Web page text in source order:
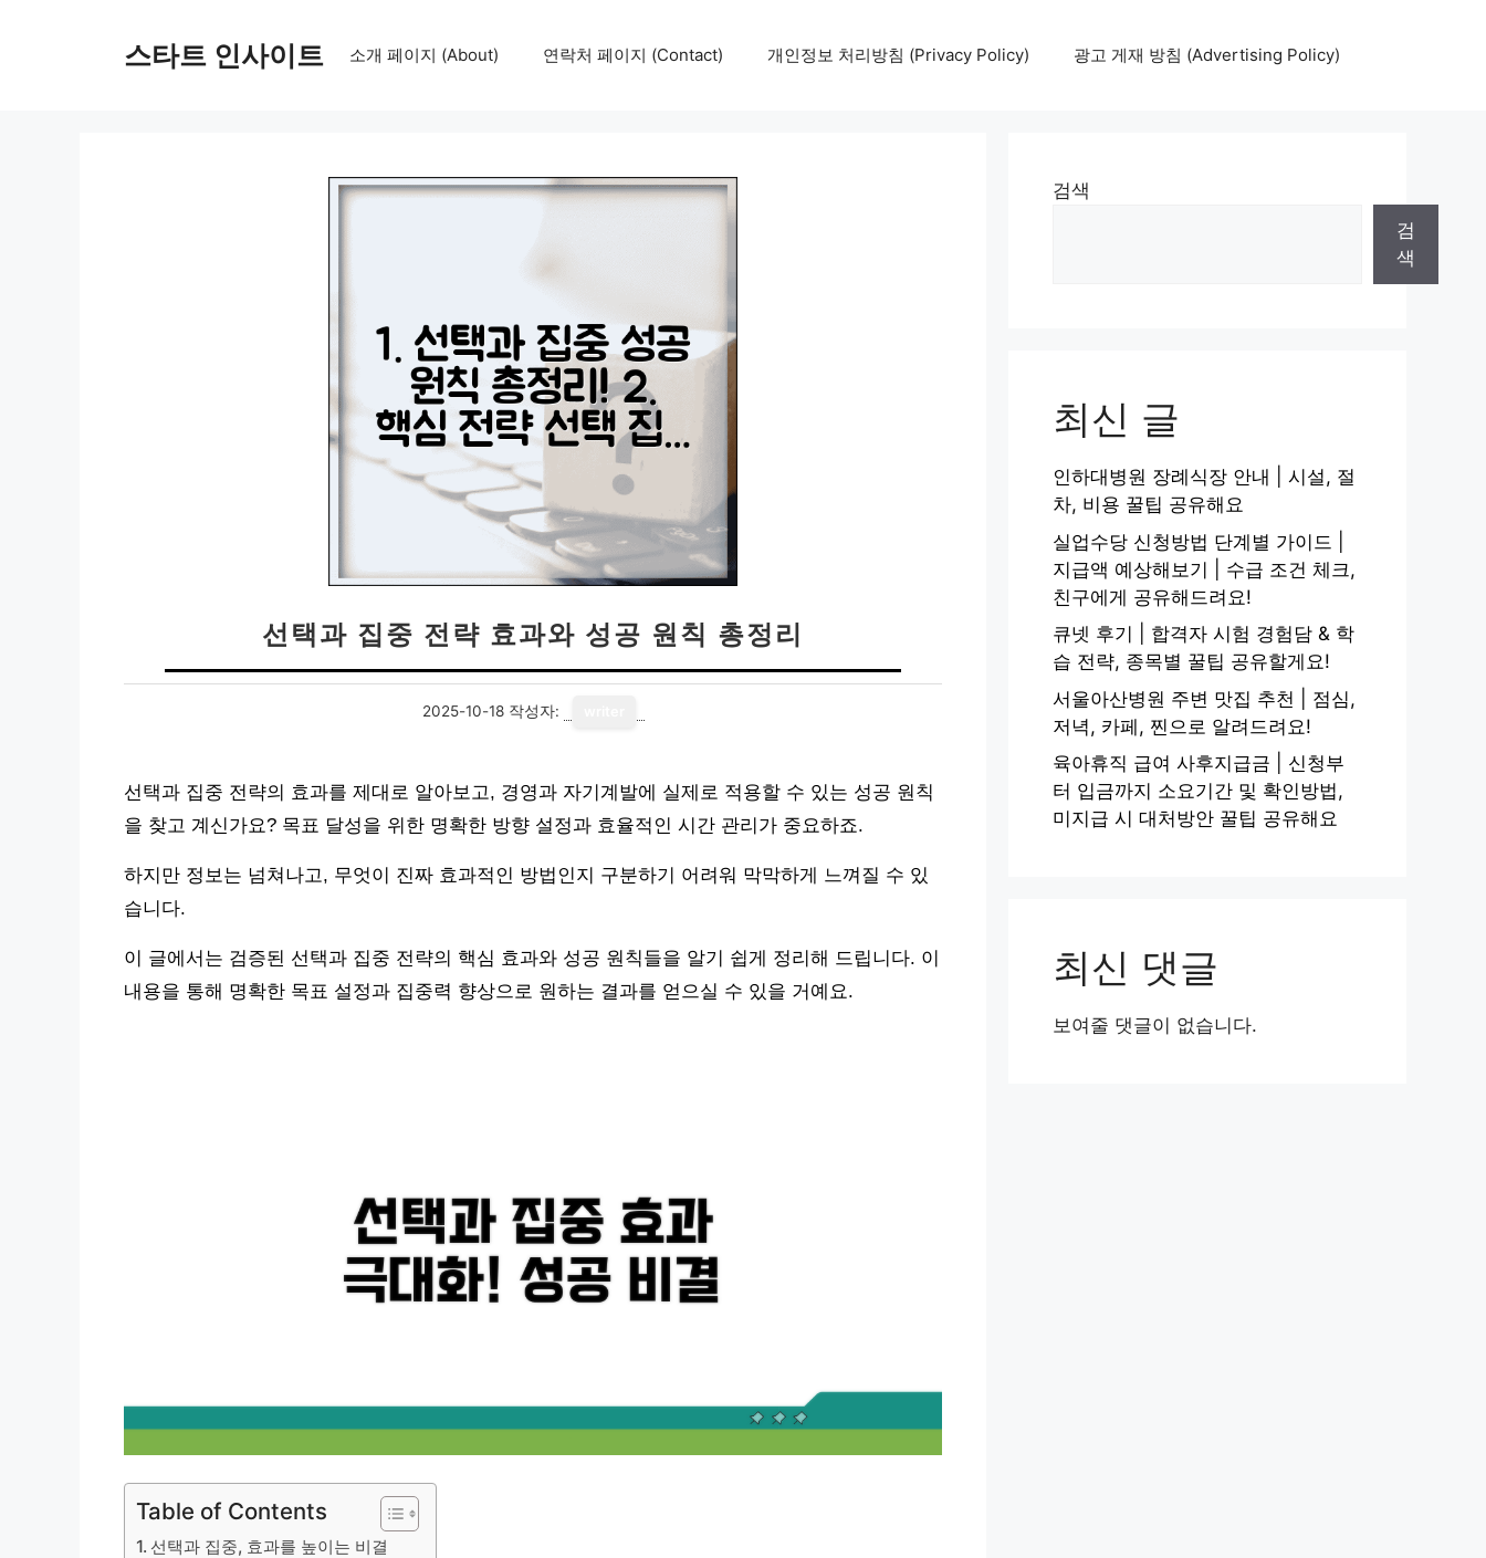
스타트 인사이트 소개 페이지 (About) 연락처 페이지 (Contact) 개인정보 처리방침 (Privacy Policy) 광고 게재 방침 (Advertising Policy)
선택과 집중 전략 효과와 성공 원칙 총정리
2025-10-18 작성자:
선택과 집중 전략의 효과를 제대로 알아보고, 경영과 자기계발에 실제로 적용할 수 있는 성공 원칙
을 찾고 계신가요? 목표 달성을 위한 명확한 방향 설정과 효율적인 시간 관리가 중요하죠.
하지만 정보는 넘쳐나고, 무엇이 진짜 효과적인 방법인지 구분하기 어려워 막막하게 느껴질 수 있
습니다.
이 글에서는 검증된 선택과 집중 전략의 핵심 효과와 성공 원칙들을 알기 쉽게 정리해 드립니다. 이
내용을 통해 명확한 목표 설정과 집중력 향상으로 원하는 결과를 얻으실 수 있을 거예요.
Table of Contents
선택과 집중, 효과를 높이는 비결
검색
검
색
최신 글
인하대병원 장례식장 안내 | 시설, 절
차, 비용 꿀팁 공유해요
실업수당 신청방법 단계별 가이드 |
지급액 예상해보기 | 수급 조건 체크,
친구에게 공유해드려요!
큐넷 후기 | 합격자 시험 경험담 & 학
습 전략, 종목별 꿀팁 공유할게요!
서울아산병원 주변 맛집 추천 | 점심,
저녁, 카페, 찐으로 알려드려요!
육아휴직 급여 사후지급금 | 신청부
터 입금까지 소요기간 및 확인방법,
미지급 시 대처방안 꿀팁 공유해요
최신 댓글
보여줄 댓글이 없습니다.